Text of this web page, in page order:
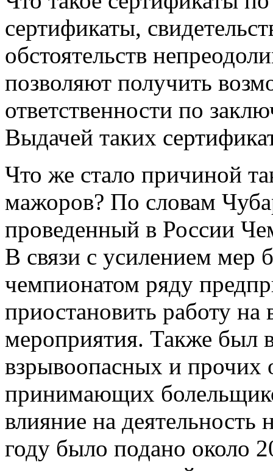
сертификаты,
обстоятельств
позволяют получить
ответственности по
Выдачей таких
Что же стало причиной
мажоров? По словам
проведенный в России
В связи с усилением мер
чемпионатом ряду
приостановить работу на
мероприятия. Также был
взрывоопасных и прочих
принимающих
влияние на
году было подано около